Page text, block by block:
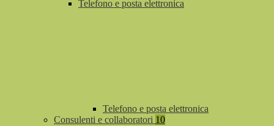
Telefono e posta elettronica
Telefono e posta elettronica
Consulenti e collaboratori 10